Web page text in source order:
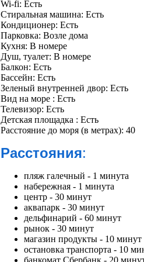
Wi-fi: Есть
Стиральная машина: Есть
Кондиционер: Есть
Парковка: Возле дома
Кухня: В номере
Душ, туалет: В номере
Балкон: Есть
Бассейн: Есть
Зеленый внутренней двор: Есть
Вид на море : Есть
Телевизор: Есть
Детская площадка : Есть
Расстояние до моря (в метрах): 40
Расстояния:
пляж галечный - 1 минута
набережная - 1 минута
центр - 30 минут
аквапарк - 30 минут
дельфинарий - 60 минут
рынок - 30 минут
магазин продукты - 10 минут
остановка транспорта - 10
банкомат Сбербанк - 20